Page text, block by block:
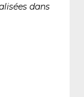
dans